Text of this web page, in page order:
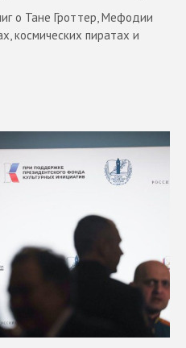
о Тане Гроттер, Мефодии
космических пиратах и